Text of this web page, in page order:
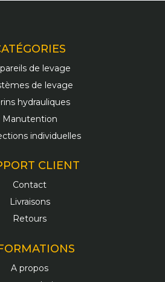
de levage
de levage
hydrauliques
Manutention
individuelles
CLIENT
Contact
Livraisons
Retours
A propos